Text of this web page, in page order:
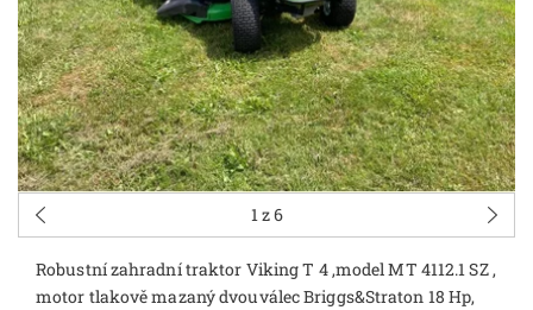
1 z 6
Robustní zahradní traktor Viking T 4 ,model MT 4112.1 SZ ,
motor tlakově mazaný dvouválec Briggs&Straton 18 Hp,